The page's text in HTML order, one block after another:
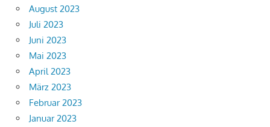
August 2023
Juli 2023
Juni 2023
Mai 2023
April 2023
März 2023
Februar 2023
Januar 2023